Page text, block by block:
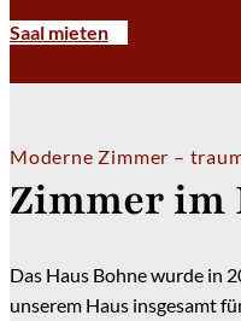
Saal mieten
Moderne Zimmer –
Zimmer im
Das Haus Bohne wurde in
unserem Haus insgesamt